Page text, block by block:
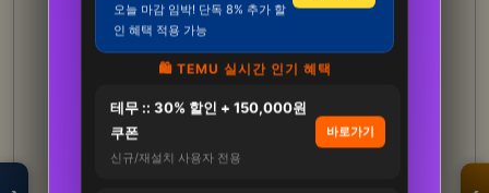
오늘 마감 임박! 단독 8% 추가 할
인 혜택 적용 가능
🛍️ TEMU 실시간 인기 혜택
테무 :: 30% 할인 + 150,000원
쿠폰
신규/재설치 사용자 전용
바로가기